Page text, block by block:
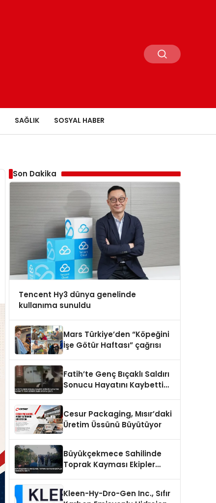
SAĞLIK SOSYAL HABER
Son Dakika
Tencent Hy3 dünya genelinde
kullanıma sunuldu
Mars Türkiye’den “Köpeğini
İşe Götür Haftası” çağrısı
Fatih’te Genç Bıçaklı Saldırı
Sonucu Hayatını Kaybetti
Cesur Packaging, Mısır’daki
Üretim Üssünü Büyütüyor
Büyükçekmece Sahilinde
Toprak Kayması Ekipler
Kleen-Hy-Dro-Gen Inc., Sıfır